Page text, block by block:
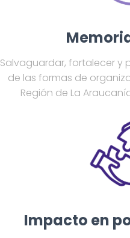
Salvaguardar, fortalecer y
de las formas de
Región de La
Impacto en